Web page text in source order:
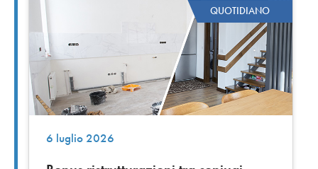
QUOTIDIANO
6 luglio 2026